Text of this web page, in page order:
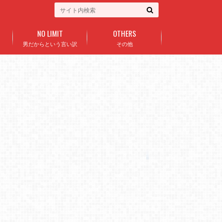
男だからという言い訳
NO LIMIT
その他
OTHERS